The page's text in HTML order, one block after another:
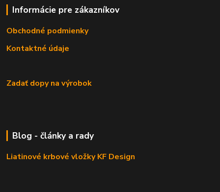
Informácie pre zákazníkov
Obchodné podmienky
Kontaktné údaje
Zadať dopy na výrobok
Blog - články a rady
Liatinové krbové vložky KF Design